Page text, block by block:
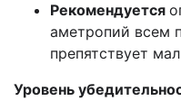
Рекомендуется
аметропий всем
препятствует
Уровень